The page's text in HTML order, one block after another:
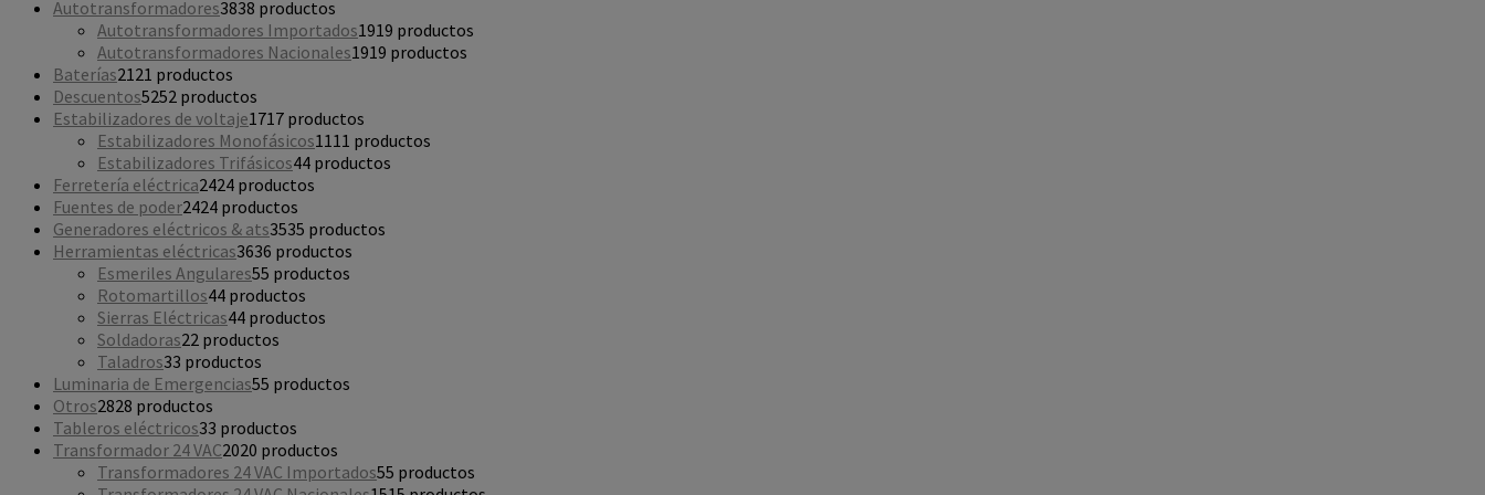
Autotransformadores3838 productos
Autotransformadores Importados1919 productos
Autotransformadores Nacionales1919 productos
Baterías21 21 productos
Descuentos5252 productos
Estabilizadores de voltaje1717 productos
Estabilizadores Monofásicos11 11 productos
Estabilizadores Trifásicos44 productos
Ferretería eléctrica2424 productos
Fuentes de poder2424 productos
Generadores eléctricos & ats3535 productos
Herramientas eléctricas3636 productos
Esmeriles Angulares55 productos
Rotomartillos44 productos
Sierras Eléctricas44 productos
Soldadoras22 productos
Taladros33 productos
Luminaria de Emergencias55 productos
Otros2828 productos
Tableros eléctricos33 productos
Transformador 24 VAC2020 productos
Transformadores 24 VAC Importados55 productos